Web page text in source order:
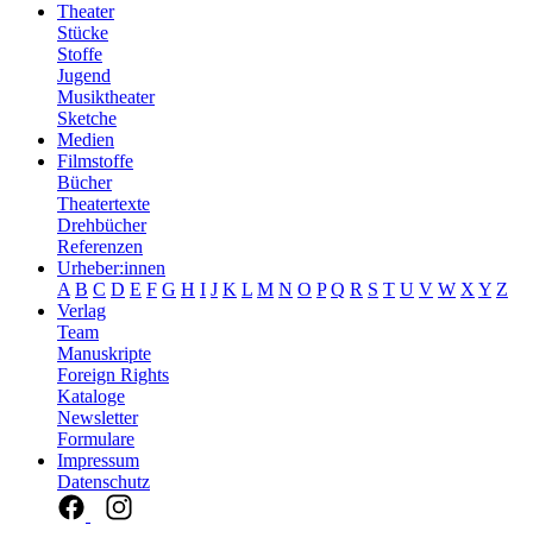
Theater
Stücke
Stoffe
Jugend
Musiktheater
Sketche
Medien
Filmstoffe
Bücher
Theatertexte
Drehbücher
Referenzen
Urheber:innen
A B C D E F G H I J K L M N O P Q R S T U V W X Y Z
Verlag
Team
Manuskripte
Foreign Rights
Kataloge
Newsletter
Formulare
Impressum
Datenschutz